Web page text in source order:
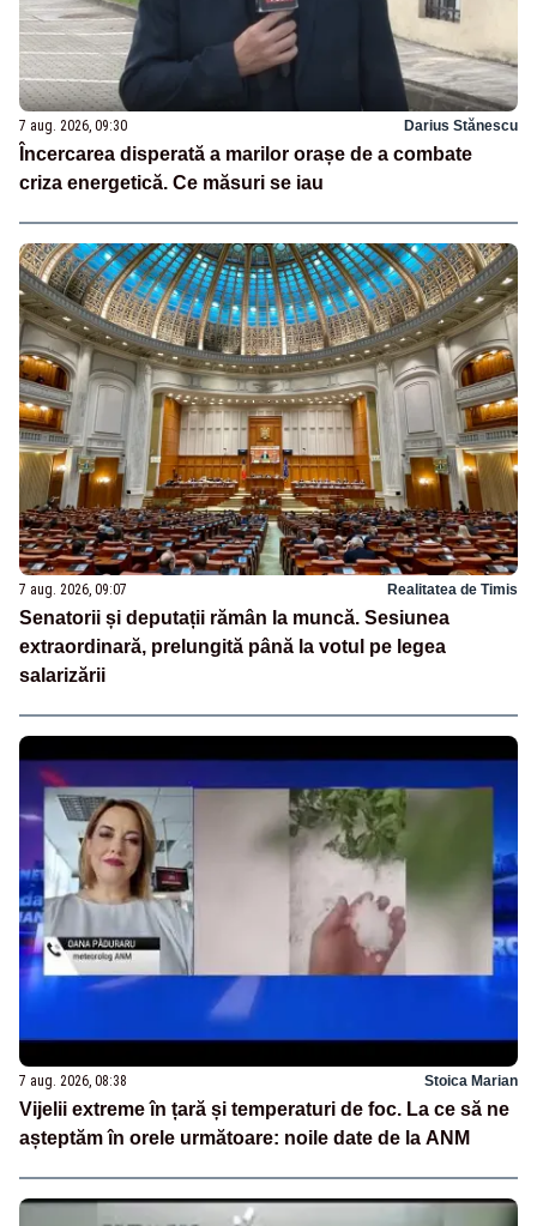
7 aug. 2026, 09:30 Darius Stănescu
Încercarea disperată a marilor orașe de a combate
criza energetică. Ce măsuri se iau
7 aug. 2026, 09:07 Realitatea de Timis
Senatorii și deputații rămân la muncă. Sesiunea
extraordinară, prelungită până la votul pe legea
salarizării
7 aug. 2026, 08:38 Stoica Marian
Vijelii extreme în țară și temperaturi de foc. La ce să ne
așteptăm în orele următoare: noile date de la ANM